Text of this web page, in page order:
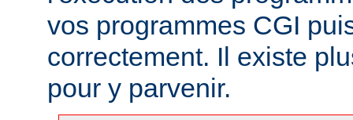
vos programmes CGI
correctement. Il existe
pour y parvenir.